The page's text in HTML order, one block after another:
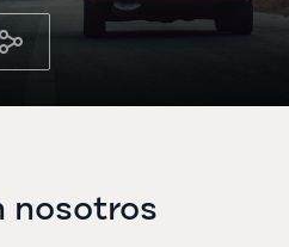
nosotros